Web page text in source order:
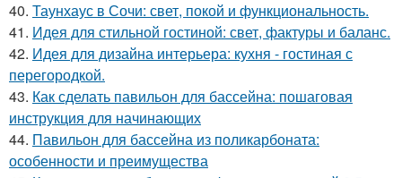
40. Таунхаус в Сочи: свет, покой и функциональность.
41. Идея для стильной гостиной: свет, фактуры и баланс.
42. Идея для дизайна интерьера: кухня - гостиная с
перегородкой.
43. Как сделать павильон для бассейна: пошаговая
инструкция для начинающих
44. Павильон для бассейна из поликарбоната:
особенности и преимущества